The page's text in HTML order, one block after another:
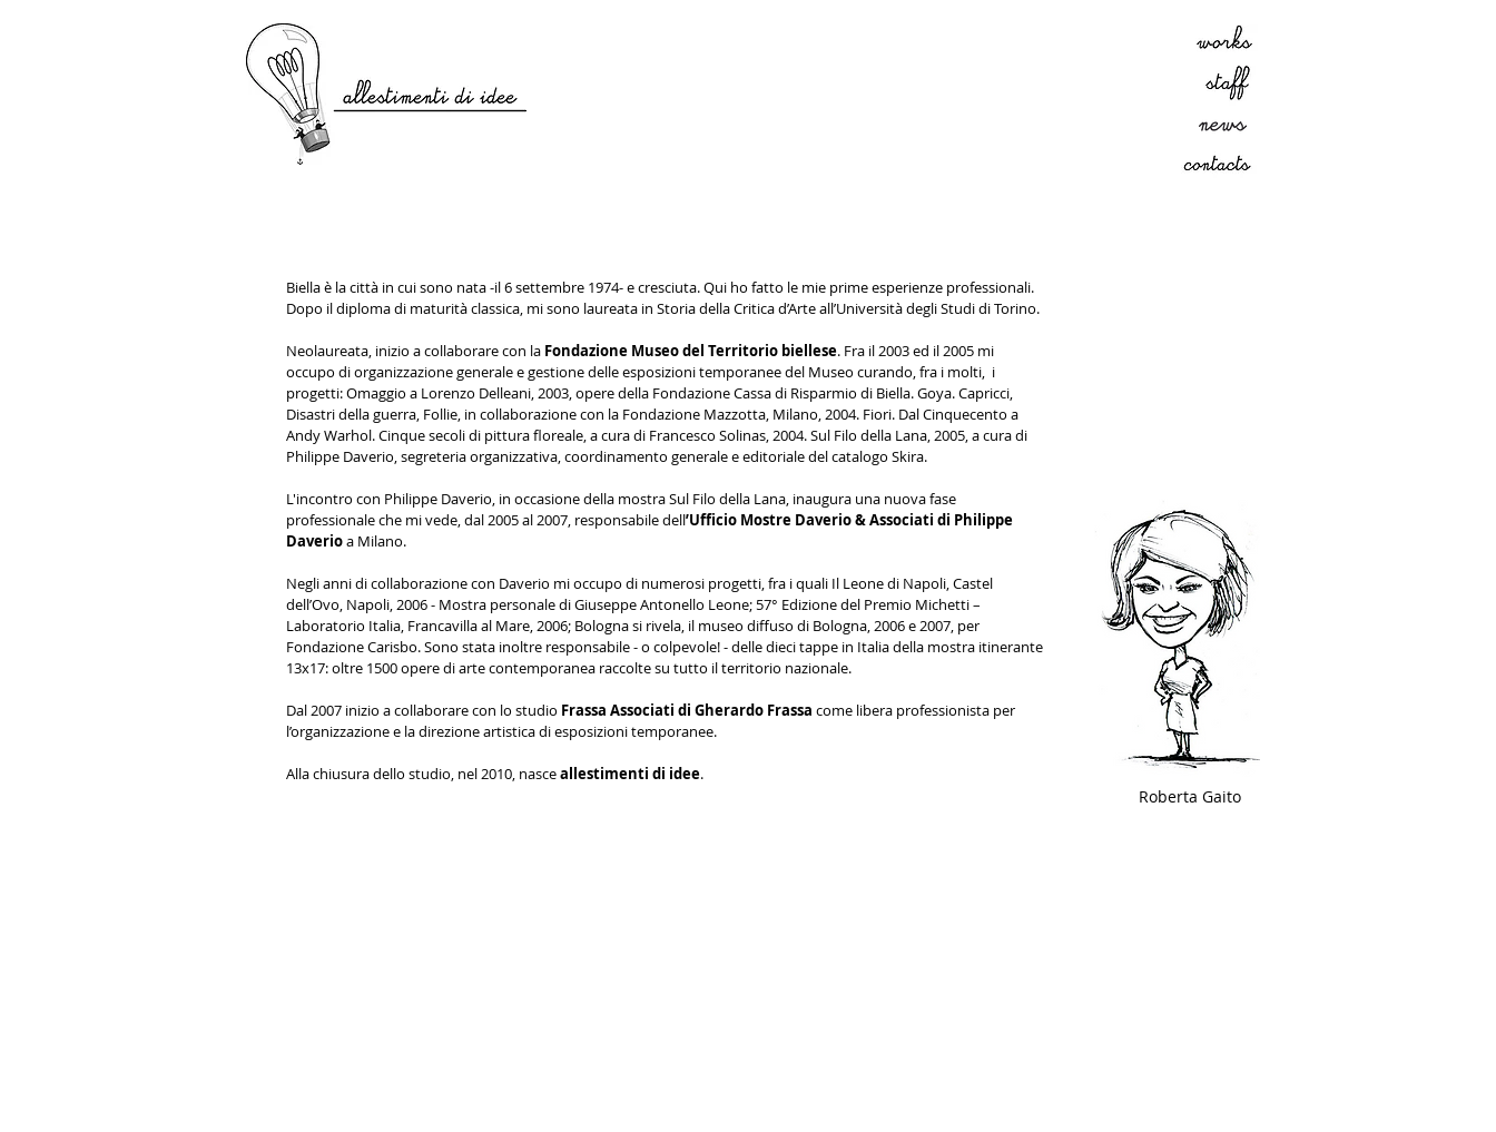
Biella è la città in cui sono nata -il 6 settembre 1974- e cresciuta. Qui ho fatto le mie prime esperienze professionali.
Dopo il diploma di maturità classica, mi sono laureata in Storia della Critica d’Arte all’Università degli Studi di Torino.
Neolaureata, inizio a collaborare con la Fondazione Museo del Territorio biellese. Fra il 2003 ed il 2005 mi
occupo di organizzazione generale e gestione delle esposizioni temporanee del Museo curando, fra i molti, i
progetti: Omaggio a Lorenzo Delleani, 2003, opere della Fondazione Cassa di Risparmio di Biella. Goya. Capricci,
Disastri della guerra, Follie, in collaborazione con la Fondazione Mazzotta, Milano, 2004. Fiori. Dal Cinquecento a
Andy Warhol. Cinque secoli di pittura floreale, a cura di Francesco Solinas, 2004. Sul Filo della Lana, 2005, a cura di
Philippe Daverio, segreteria organizzativa, coordinamento generale e editoriale del catalogo Skira.
L'incontro con Philippe Daverio, in occasione della mostra Sul Filo della Lana, inaugura una nuova fase
professionale che mi vede, dal 2005 al 2007, responsabile dell’Ufficio Mostre Daverio & Associati di Philippe
Daverioa Milano.
Negli anni di collaborazione con Daverio mi occupo di numerosi progetti, fra i quali Il Leone di Napoli, Castel
dell’Ovo, Napoli, 2006 - Mostra personale di Giuseppe Antonello Leone; 57° Edizione del Premio Michetti –
Laboratorio Italia, Francavilla al Mare, 2006; Bologna si rivela, il museo diffuso di Bologna, 2006 e 2007, per
Fondazione Carisbo. Sono stata inoltre responsabile - o colpevole! - delle dieci tappe in Italia della mostra itinerante
13x17: oltre 1500 opere di arte contemporanea raccolte su tutto il territorio nazionale.
Dal 2007 inizio a collaborare con lo studio Frassa Associati di Gherardo Frassa come libera professionista per
l’organizzazione e la direzione artistica di esposizioni temporanee.
Alla chiusura dello studio, nel 2010, nasceallestimenti di idee.
Roberta Gaito